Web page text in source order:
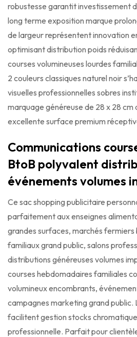
robustesse garantit investissement
long terme exposition marque
de largeur représentent innovation
optimisant distribution poids
courses volumineuses lourdes
2 couleurs classiques naturel noir
visuelles professionnelles sobres
marquage généreuse de 28 x 28 cm
excellente surface premium
Communications
BtoB polyvalent
événements volumes
Ce sac shopping publicitaire
parfaitement aux enseignes
grandes surfaces, marchés
familiaux grand public, salons
distributions généreuses volumes
courses hebdomadaires familiales
volumineux encombrants,
campagnes marketing grand public.
facilitent gestion stocks
professionnelle. Parfait pour